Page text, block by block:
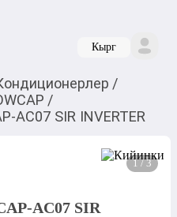
Кырг
/
/
AC07 SIR INVERTER
1 / 3
AC07 SIR